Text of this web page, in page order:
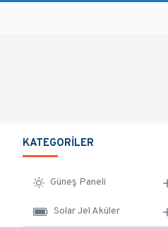
KATEGORILER
Güneş Paneli
Solar Jel Aküler